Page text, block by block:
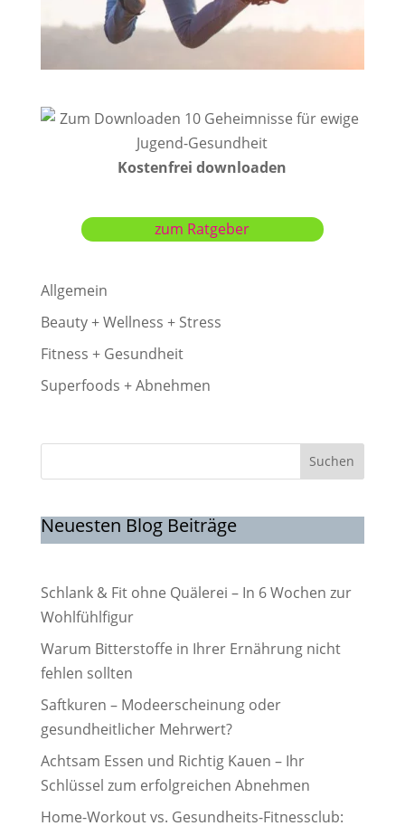
Kostenfrei downloaden
zum Ratgeber
Allgemein
Beauty + Wellness + Stress
Fitness + Gesundheit
Superfoods + Abnehmen
Suchen
Neuesten Blog Beiträge
Schlank & Fit ohne Quälerei – In 6 Wochen zur
Wohlfühlfigur
Warum Bitterstoffe in Ihrer Ernährung nicht
fehlen sollten
Saftkuren – Modeerscheinung oder
gesundheitlicher Mehrwert?
Achtsam Essen und Richtig Kauen – Ihr
Schlüssel zum erfolgreichen Abnehmen
Home-Workout vs. Gesundheits-Fitnessclub: